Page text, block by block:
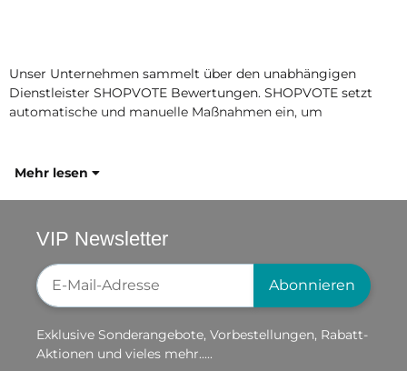
Unser Unternehmen sammelt über den unabhängigen
Dienstleister SHOPVOTE Bewertungen. SHOPVOTE setzt
automatische und manuelle Maßnahmen ein, um
Mehr lesen
VIP Newsletter
Newsletter-Registrierung
Abonnieren
Exklusive Sonderangebote, Vorbestellungen, Rabatt-
Aktionen und vieles mehr.....